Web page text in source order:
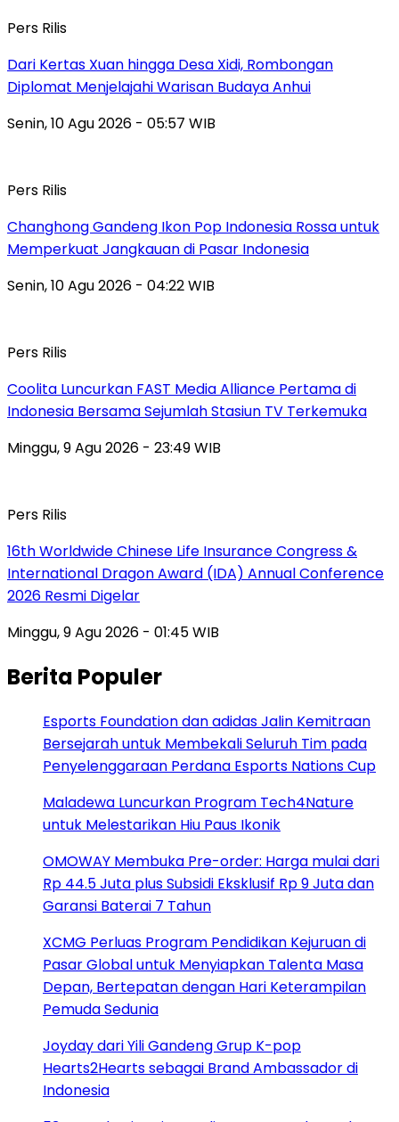
Pers Rilis
Dari Kertas Xuan hingga Desa Xidi, Rombongan
Diplomat Menjelajahi Warisan Budaya Anhui
Senin, 10 Agu 2026 - 05:57 WIB
Pers Rilis
Changhong Gandeng Ikon Pop Indonesia Rossa untuk
Memperkuat Jangkauan di Pasar Indonesia
Senin, 10 Agu 2026 - 04:22 WIB
Pers Rilis
Coolita Luncurkan FAST Media Alliance Pertama di
Indonesia Bersama Sejumlah Stasiun TV Terkemuka
Minggu, 9 Agu 2026 - 23:49 WIB
Pers Rilis
16th Worldwide Chinese Life Insurance Congress &
International Dragon Award (IDA) Annual Conference
2026 Resmi Digelar
Minggu, 9 Agu 2026 - 01:45 WIB
Berita Populer
Esports Foundation dan adidas Jalin Kemitraan
Bersejarah untuk Membekali Seluruh Tim pada
Penyelenggaraan Perdana Esports Nations Cup
Maladewa Luncurkan Program Tech4Nature
untuk Melestarikan Hiu Paus Ikonik
OMOWAY Membuka Pre-order: Harga mulai dari
Rp 44.5 Juta plus Subsidi Eksklusif Rp 9 Juta dan
Garansi Baterai 7 Tahun
XCMG Perluas Program Pendidikan Kejuruan di
Pasar Global untuk Menyiapkan Talenta Masa
Depan, Bertepatan dengan Hari Keterampilan
Pemuda Sedunia
Joyday dari Yili Gandeng Grup K-pop
Hearts2Hearts sebagai Brand Ambassador di
Indonesia